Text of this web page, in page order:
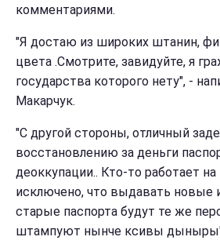
комментариями.
"Я достаю из широких штанин,
цвета .Смотрите, завидуйте, я
государства которого нету", -
Макарчук.
"С другой стороны, отличный
восстановлению за деньги
деоккупации.. Кто-то работает
исключено, что выдавать новые
старые паспорта будут те же
штампуют нынче ксивы